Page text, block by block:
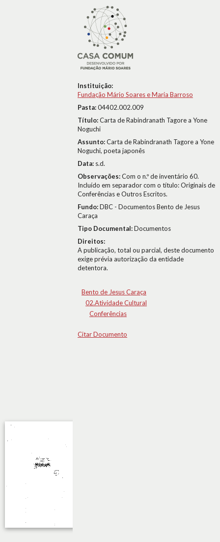
Instituição:
Fundação Mário Soares e Maria Barroso
Pasta:04402.002.009
Título:Carta de Rabindranath Tagore a Yone
Noguchi
Assunto:Carta de Rabindranath Tagore a Yone
Noguchi, poeta japonês
Data: s.d.
Observações:Com o n.º de inventário 60.
Incluído em separador com o título: Originais de
Conferências e Outros Escritos.
Fundo:DBC - Documentos Bento de Jesus
Caraça
Tipo Documental:Documentos
Direitos:
A publicação, total ou parcial, deste documento
exige prévia autorização da entidade
detentora.
Bento de Jesus Caraça
02.Atividade Cultural
Conferências
Citar Documento